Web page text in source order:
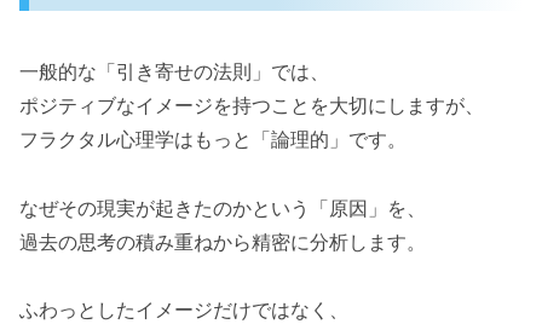
一般的な「引き寄せの法則」では、
ポジティブなイメージを持つことを大切にしますが、
フラクタル心理学はもっと「論理的」です。
なぜその現実が起きたのかという「原因」を、
過去の思考の積み重ねから精密に分析します。
ふわっとしたイメージだけではなく、